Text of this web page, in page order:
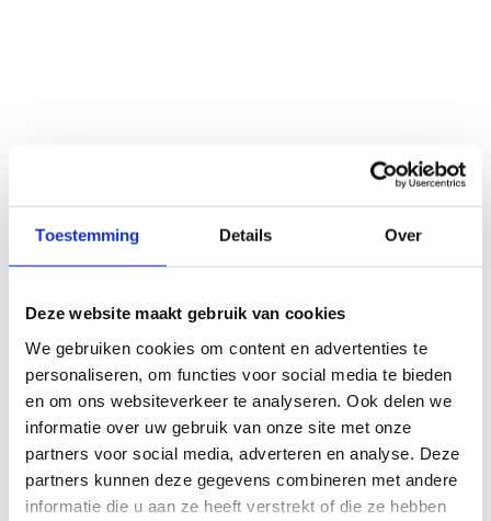
Toestemming Details Over
Deze website maakt gebruik van cookies
We gebruiken cookies om content en advertenties te
personaliseren, om functies voor social media te bieden
en om ons websiteverkeer te analyseren. Ook delen we
informatie over uw gebruik van onze site met onze
partners voor social media, adverteren en analyse. Deze
partners kunnen deze gegevens combineren met andere
informatie die u aan ze heeft verstrekt of die ze hebben